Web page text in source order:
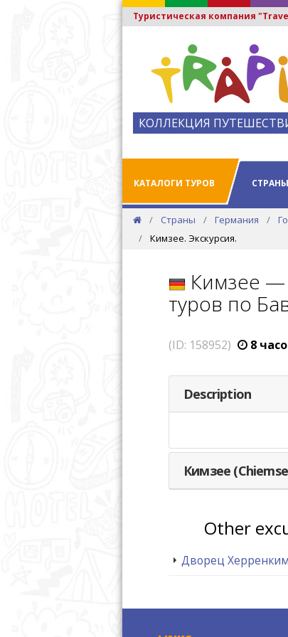
Туристическая компания
КОЛЛЕКЦИЯ
КАТАЛОГИ ТУРОВ СТРАНЫ
Страны Германия
Кимзее. Экскурсия.
Кимзее —
туров по
(ID: 158952) 8
Description
Кимзее
Other
Дворец